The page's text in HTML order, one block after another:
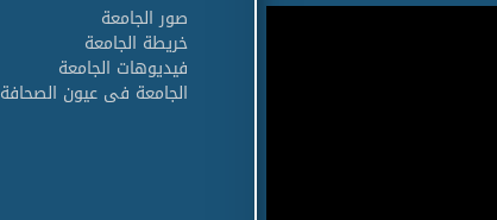
صور الجامعة
خريطة الجامعة
فيديوهات الجامعة
الجامعة فى عيون الصحافة